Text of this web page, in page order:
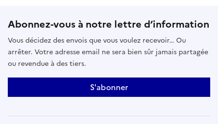
Abonnez-vous à notre lettre d’information
Vous décidez des envois que vous voulez recevoir… Ou
arrêter. Votre adresse email ne sera bien sûr jamais partagée
ou revendue à des tiers.
S'abonner